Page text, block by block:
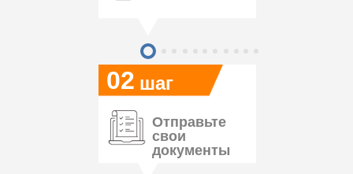
02 шаг
Отправьте
свои
документы